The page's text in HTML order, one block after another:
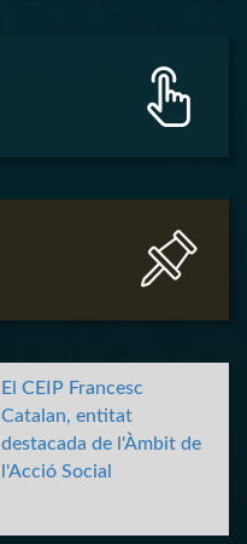
El CEIP Francesc
Catalan, entitat
destacada de l'Àmbit de
l'Acció Social